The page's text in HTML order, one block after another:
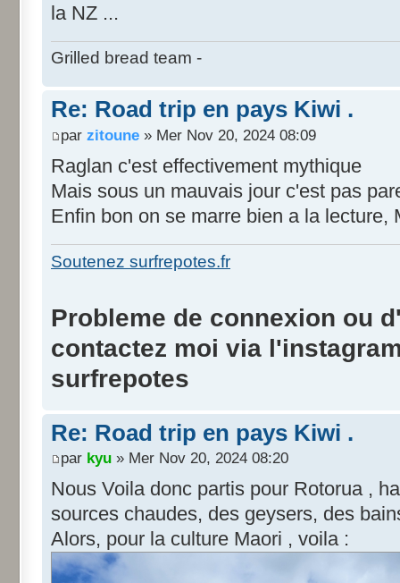
la NZ ...
Grilled bread team -
Re: Road trip en pays Kiwi .
par zitoune » Mer Nov 20, 2024 08:09
Raglan c'est effectivement mythique
Mais sous un mauvais jour c'est pas
Enfin bon on se marre bien a la lecture,
Soutenez surfrepotes.fr
Probleme de connexion ou
contactez moi via
surfrepotes
Re: Road trip en pays Kiwi .
par kyu » Mer Nov 20, 2024 08:20
Nous Voila donc partis pour Rotorua ,
sources chaudes, des geysers, des
Alors, pour la culture Maori , voila :